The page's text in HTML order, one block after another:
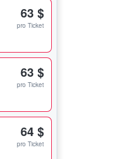
63 $
pro Ticket
63 $
pro Ticket
64 $
pro Ticket